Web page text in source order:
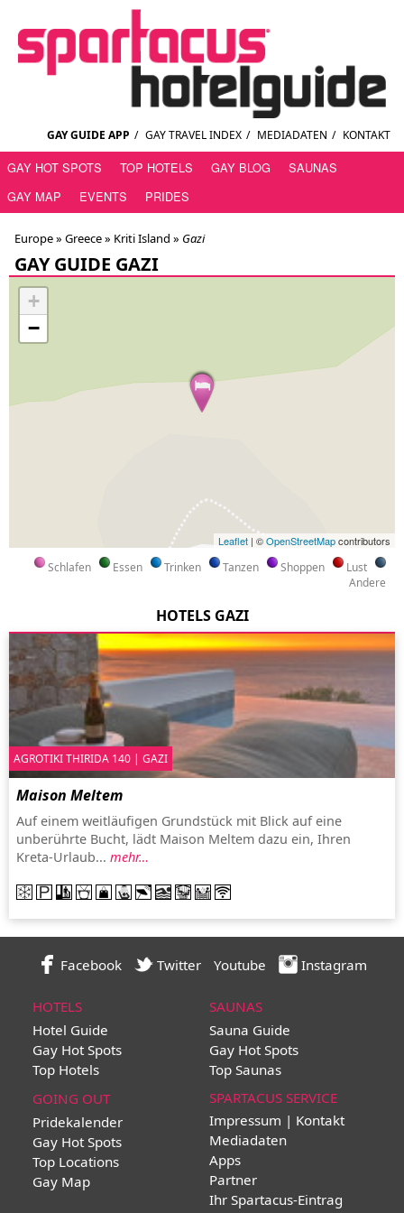
GAY GUIDE APP / GAY TRAVEL INDEX / MEDIADATEN / KONTAKT
GAY HOT SPOTS TOP HOTELS GAY BLOG
SAUNAS
GAY MAP
EVENTS PRIDES
Europe » Greece» Kriti Island » Gazi
GAY GUIDE GAZI
+
−
Leaflet | ©OpenStreetMapcontributors
Schlafen Essen Trinken Tanzen Shoppen
Lust
Andere
HOTELS GAZI
AGROTIKI THIRIDA 140 | GAZI
Maison Meltem
Auf einem weitläufigen Grundstück mit Blick auf eine
unberührte Bucht, lädt Maison Meltem dazu ein, Ihren
Kreta-Urlaub... mehr…
Facebook Twitter Youtube Instagram
HOTELS
Hotel Guide
Gay Hot Spots
Top Hotels
SAUNAS
Sauna Guide
Gay Hot Spots
Top Saunas
GOING OUT
Pridekalender
Gay Hot Spots
Top Locations
Gay Map
SPARTACUS SERVICE
Impressum | Kontakt
Mediadaten
Apps
Partner
Ihr Spartacus-Eintrag